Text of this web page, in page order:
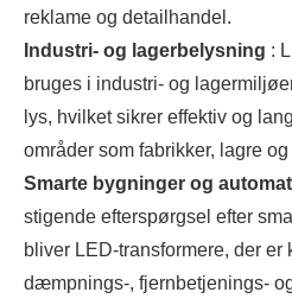
reklame og detailhandel.
Industri- og lagerbelysning :
bruges i industri- og
lys, hvilket sikrer effektiv og
områder som fabrikker, lagre
Smarte bygninger og
stigende efterspørgsel efter
bliver LED-transformere, der er
dæmpnings-, fjernbetjenings-